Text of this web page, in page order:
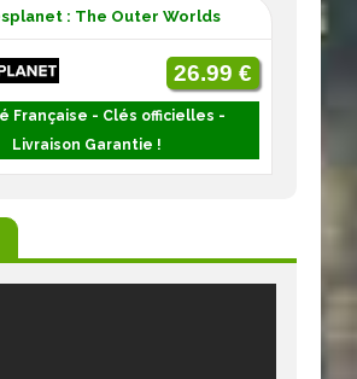
: The Outer Worlds
26.99 €
Française - Clés officielles -
Livraison Garantie !